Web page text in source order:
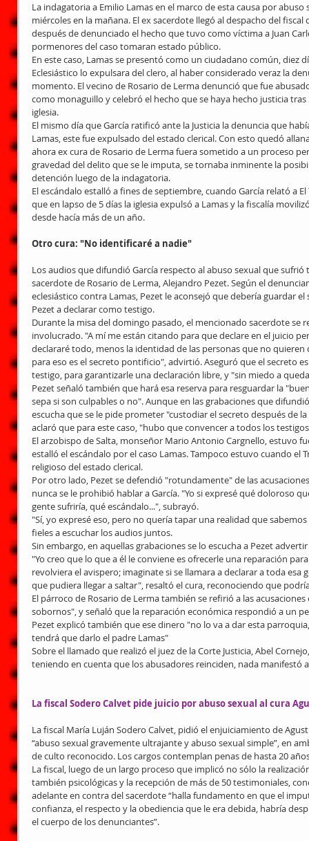
La indagatoria a Emilio Lamas en el marco de esta causa por
miércoles en la mañana. El ex sacerdote llegó al despacho del
después de denunciado el hecho que tuvo como víctima a Juan
pormenores del caso tomaran estado público.
En este caso, Lamas se presentó como un ciudadano común, diez
Eclesiástico lo expulsara del clero, al haber considerado veraz la
momento. El vecino de Rosario de Lerma denunció que fue
como monaguillo y celebró el hecho que se haya hecho justicia
iglesia.
El mismo día que García ratificó ante la Justicia la denuncia que
Lamas, este fue expulsado del estado clerical. Con esto quedó
ahora ex cura de Rosario de Lerma fuera sometido a un proceso
gravedad del delito que se le imputa, se tornaba inminente la
detención luego de la indagatoria.
El escándalo estalló a fines de septiembre, cuando García relató a
que en lapso de 5 días la iglesia expulsó a Lamas y la fiscalía
desde hacía más de un año.
Otro cura: "No identificaré a nadie"
Los audios que difundió García respecto al abuso sexual que
sacerdote de Rosario de Lerma, Alejandro Pezet. Según el
eclesiástico contra Lamas, Pezet le aconsejó que debería guardar
Pezet a declarar como testigo.
Durante la misa del domingo pasado, el mencionado sacerdote se
involucrado. "A mí me están citando para que declare en el juicio
declararé todo, menos la identidad de las personas que no
para eso es el secreto pontificio", advirtió. Aseguró que el secreto
testigo, para garantizarle una declaración libre, y "sin miedo a
Pezet señaló también que hará esa reserva para resguardar la
sepa si son culpables o no". Aunque en las grabaciones que
escucha que se le pide prometer "custodiar el secreto después de
aclaró que para este caso, "hubo que convencer a todos los
El arzobispo de Salta, monseñor Mario Antonio Cargnello, estuvo
estalló el escándalo por el caso Lamas. Tampoco estuvo cuando el
religioso del estado clerical.
Por otro lado, Pezet se defendió "rotundamente" de las
nunca se le prohibió hablar a García. "Yo si expresé qué doloroso
gente sufriría, qué escándalo...", subrayó.
"Sí, yo expresé eso, pero no quería tapar una realidad que
fieles a escuchar los audios juntos.
Sin embargo, en aquellas grabaciones se lo escucha a Pezet
"Yo creo que lo que a él le conviene es ofrecerle una reparación
revolviera el avispero; imaginate si se llamara a declarar a toda
que pudiera llegar a saltar", resaltó el cura, reconociendo que
El párroco de Rosario de Lerma también se refirió a las
sobornos", y señaló que la reparación económica respondió a un
Pezet explicó también que ese dinero "no lo va a dar esta
tendrá que darlo el padre Lamas"
Sobre el llamado que realizó el juez de la Corte Justicia, Abel
teniendo en cuenta que los abusadores reinciden, nada manifestó
La fiscal Sodero Calvet pide juicio por abuso sexual al cura
La fiscal María Luján Sodero Calvet, pidió el enjuiciamiento de
“abuso sexual gravemente ultrajante y abuso sexual simple”, en
de culto reconocido. Los cargos contemplan penas de hasta 20
La fiscal, luego de un largo proceso que implicó no sólo la
también psicológicas y la recepción de más de 50 testimoniales,
adelante en contra del sacerdote “halla fundamento en que el
confianza, el respecto y la obediencia que le era debida, habría
el cuerpo de los denunciantes”.